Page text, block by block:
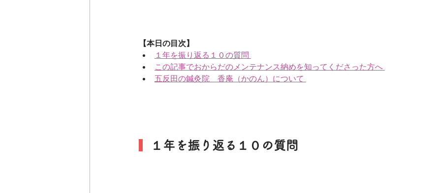
【本日の目次】
１年を振り返る１０の質問
この記事でおからだのメンテナンス納めを知ってくださった方へ
五反田の鍼灸院　香庵（かのん）について
  １年を振り返る１０の質問